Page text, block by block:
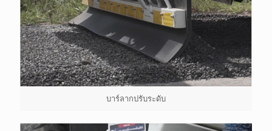
บาร์ลากปรับระดับ